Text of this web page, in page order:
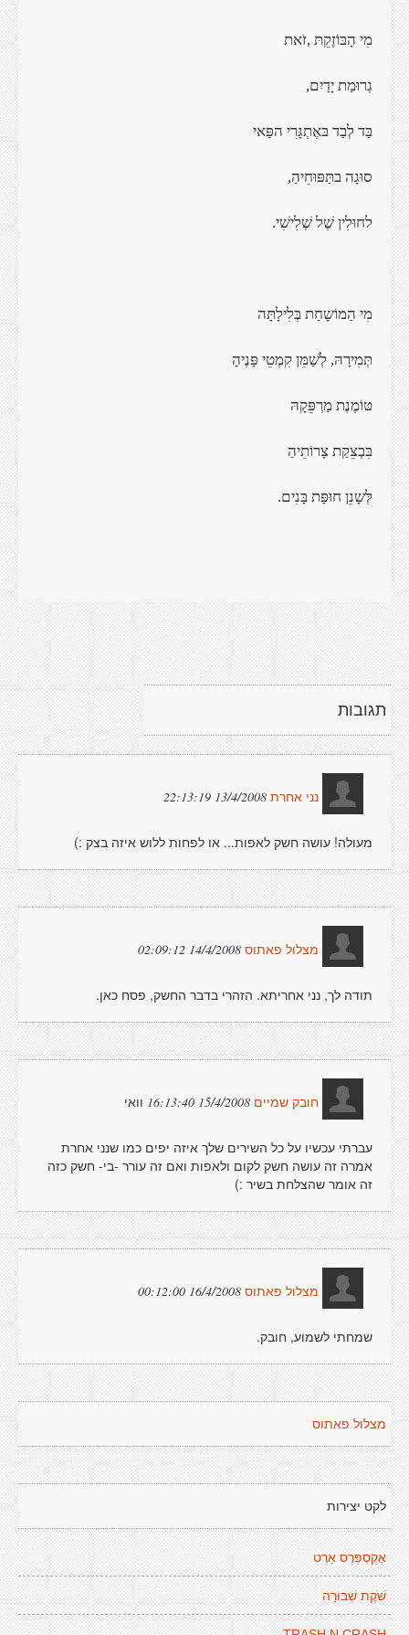
מִי הָבּוֹזֶקֵתּ ,זֹאת
גְרוּמַת יָדַיִם,
בַּד לְבַד בּאֶתְגָּרִי הפַּאי
סוּגָה בתַּפּוּחֵיהַ,
לחוּלִין שֶׁל שְׁלִישִׁי.
מִי הַמוֹשָחַת בְּלִילָתָּה
תְּמִירָהּ, לְשַׁמֵּן קִמְטֵי פָּנֶיהָ
טּוֹמֶנֶת מַרְפֵּקָהּ
בִּבְצֵקַת צָרוֹתֵיהַ
לְּשָנֵן חוּפַּת בָּנִים.
תגובות
נני אחרת 13/4/2008 22:13:19
מעולה! עושה חשק לאפות... או לפחות ללוש איזה בצק :)
מצלול פאתוס 14/4/2008 02:09:12
תודה לך, נני אחריתא. הזהרי בדבר החשק, פסח כאן.
חובק שמיים 15/4/2008 16:13:40 וואי
עברתי עכשיו על כל השירים שלך איזה יפים כמו שנני אחרת
אמרה זה עושה חשק לקום ולאפות ואם זה עורר -בי- חשק כזה
זה אומר שהצלחת בשיר :)
מצלול פאתוס 16/4/2008 00:12:00
שמחתי לשמוע, חובק.
מצלול פאתוס
לקט יצירות
אֶקְסְפְּרֶס אַרְט
שֹׁקֶת שְׁבוּרָה